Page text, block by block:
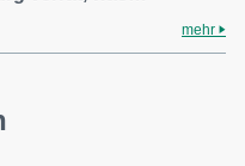
mehr